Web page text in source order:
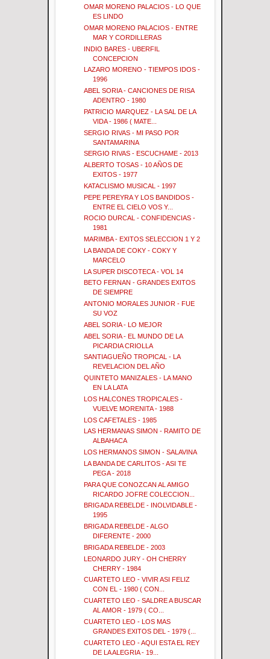
OMAR MORENO PALACIOS - LO QUE
ES LINDO
OMAR MORENO PALACIOS - ENTRE
MAR Y CORDILLERAS
INDIO BARES - UBERFIL
CONCEPCION
LAZARO MORENO - TIEMPOS IDOS -
1996
ABEL SORIA - CANCIONES DE RISA
ADENTRO - 1980
PATRICIO MARQUEZ - LA SAL DE LA
VIDA - 1986 ( MATE...
SERGIO RIVAS - MI PASO POR
SANTAMARINA
SERGIO RIVAS - ESCUCHAME - 2013
ALBERTO TOSAS - 10 AÑOS DE
EXITOS - 1977
KATACLISMO MUSICAL - 1997
PEPE PEREYRA Y LOS BANDIDOS -
ENTRE EL CIELO VOS Y...
ROCIO DURCAL - CONFIDENCIAS -
1981
MARIMBA - EXITOS SELECCION 1 Y 2
LA BANDA DE COKY - COKY Y
MARCELO
LA SUPER DISCOTECA - VOL 14
BETO FERNAN - GRANDES EXITOS
DE SIEMPRE
ANTONIO MORALES JUNIOR - FUE
SU VOZ
ABEL SORIA - LO MEJOR
ABEL SORIA - EL MUNDO DE LA
PICARDIA CRIOLLA
SANTIAGUEÑO TROPICAL - LA
REVELACION DEL AÑO
QUINTETO MANIZALES - LA MANO
EN LA LATA
LOS HALCONES TROPICALES -
VUELVE MORENITA - 1988
LOS CAFETALES - 1985
LAS HERMANAS SIMON - RAMITO DE
ALBAHACA
LOS HERMANOS SIMON - SALAVINA
LA BANDA DE CARLITOS - ASI TE
PEGA - 2018
PARA QUE CONOZCAN AL AMIGO
RICARDO JOFRE COLECCION...
BRIGADA REBELDE - INOLVIDABLE -
1995
BRIGADA REBELDE - ALGO
DIFERENTE - 2000
BRIGADA REBELDE - 2003
LEONARDO JURY - OH CHERRY
CHERRY - 1984
CUARTETO LEO - VIVIR ASI FELIZ
CON EL - 1980 ( CON...
CUARTETO LEO - SALDRE A BUSCAR
AL AMOR - 1979 ( CO...
CUARTETO LEO - LOS MAS
GRANDES EXITOS DEL - 1979 (...
CUARTETO LEO - AQUI ESTA EL REY
DE LA ALEGRIA - 19...